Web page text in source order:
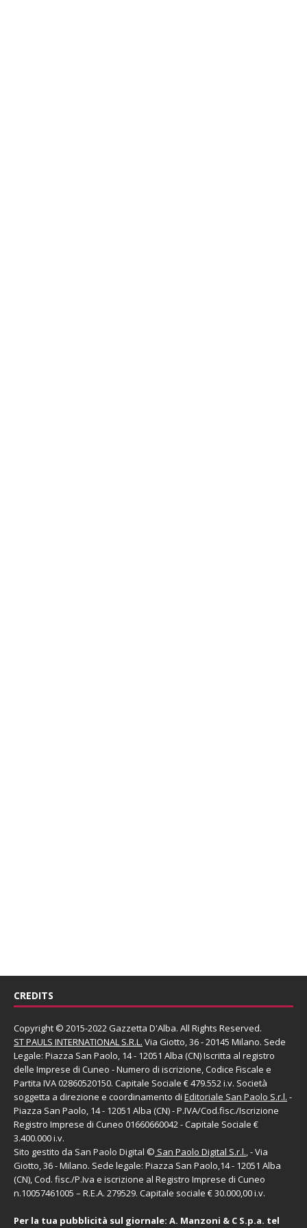
CREDITS
Copyright © 2015-2022 Gazzetta D'Alba. All Rights Reserved.
ST PAULS INTERNATIONAL S.R.L. Via Giotto, 36 - 20145 Milano. Sede
Legale: Piazza San Paolo, 14 - 12051 Alba (CN) Iscritta al registro
delle Imprese di Cuneo - Numero di iscrizione, Codice Fiscale e
Partita IVA 02860520150. Capitale Sociale € 479.552 i.v. Società
soggetta a direzione e coordinamento di Editoriale San Paolo S.r.l. -
Piazza San Paolo, 14 - 12051 Alba (CN) - P.IVA/Cod.fisc./Iscrizione
Registro Imprese di Cuneo 01660660042 - Capitale Sociale €
3.400.000 i.v.
Sito gestito da San Paolo Digital © San Paolo Digital S.r.l., - Via
Giotto, 36 - Milano. Sede legale: Piazza San Paolo,14 - 12051 Alba
(CN), Cod. fisc./P.Iva e iscrizione al Registro Imprese di Cuneo
n.10057461005 – R.E.A. 279529. Capitale sociale € 30.000,00 i.v.
Per la tua pubblicità sul giornale: A. Manzoni & C S.p.a. tel